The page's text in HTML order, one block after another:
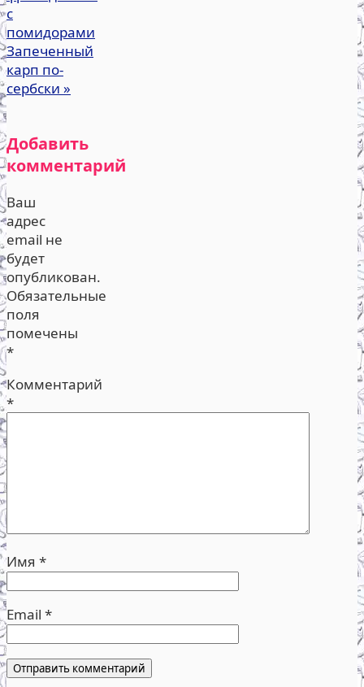
с
помидорами
Запеченный
карп по-
сербски »
Добавить
комментарий
Ваш
адрес
email не
будет
опубликован.
Обязательные
поля
помечены
*
Комментарий
*
Имя *
Email *